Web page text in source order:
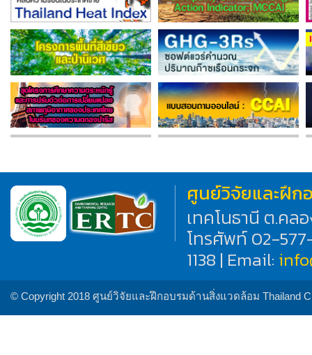
ศูนย์วิจัยและฝึ
เทคโนธานี ต.คล
โทรศัพท์ 02-
1138 | Email:
© Copyright 2018 ศูนย์วิจัยและฝึกอบรมด้านสิ่งแวดล้อม Thailand